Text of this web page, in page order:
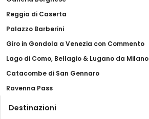
Reggia di Caserta
Palazzo Barberini
Giro in Gondola a Venezia con Commento
Lago di Como, Bellagio & Lugano da Milano
Catacombe di San Gennaro
Ravenna Pass
Destinazioni